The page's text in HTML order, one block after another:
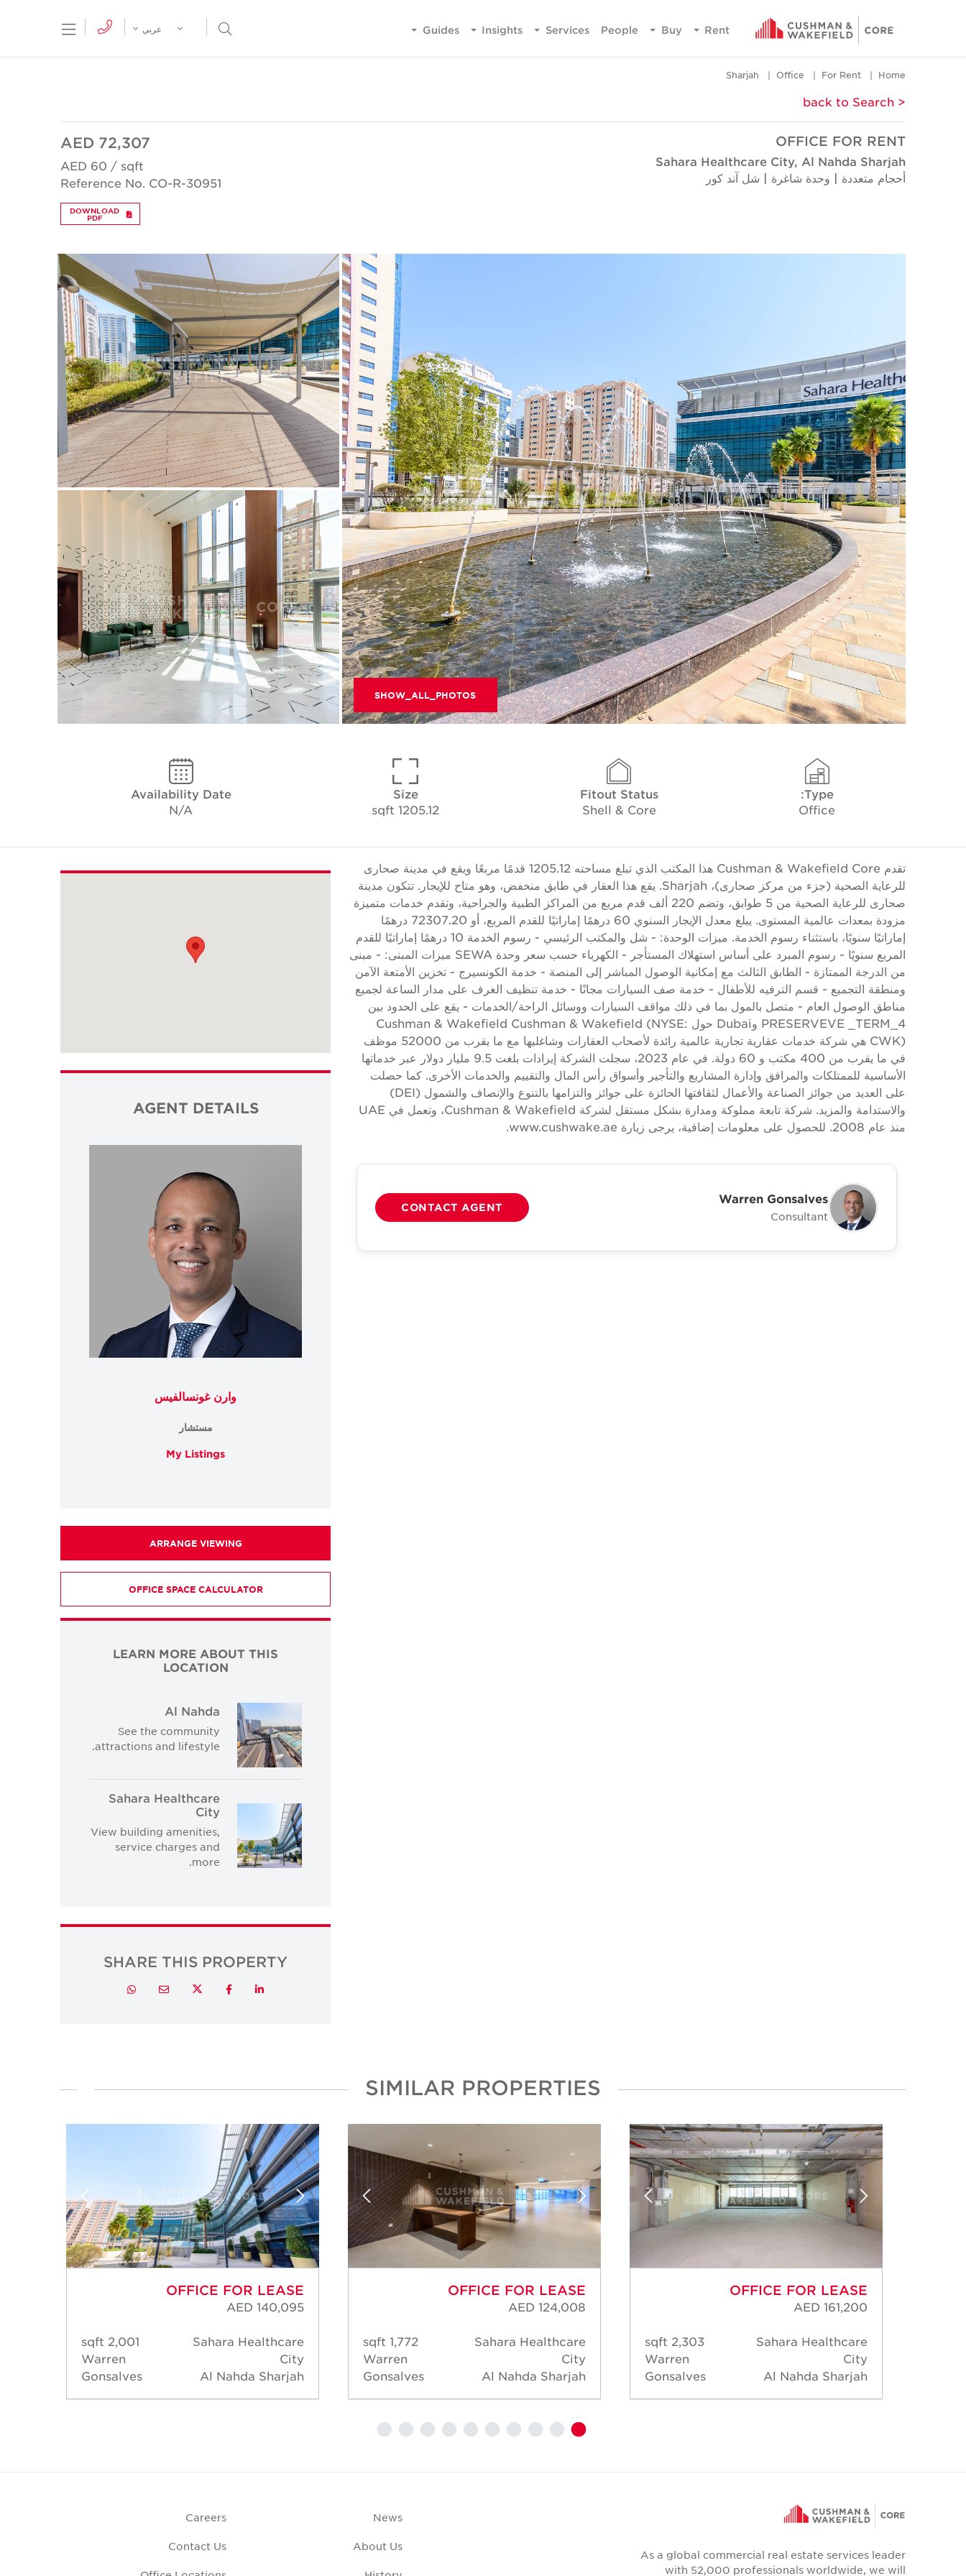
Rent
Buy
People
Services
Insights
Guides
Menu Open Search Menu
عربي
Home
For Rent
Office
Sharjah
< back to Search
OFFICE FOR RENT
Sahara Healthcare City, Al Nahda Sharjah
أحجام متعددة | وحدة شاغرة | شل آند كور
AED 72,307
AED 60 / sqft
Reference No. CO-R-30951
DOWNLOAD
PDF
SHOW_ALL_PHOTOS
Type:
Office
Fitout Status
Shell & Core
Size
1205.12 sqft
Availability Date
N/A
تقدم Cushman & Wakefield Core هذا المكتب الذي تبلغ مساحته 1205.12 قدمًا مربعًا ويقع في مدينة صحارى
للرعاية الصحية (جزء من مركز صحارى)، Sharjah. يقع هذا العقار في طابق منخفض، وهو متاح للإيجار. تتكون مدينة
صحارى للرعاية الصحية من 5 طوابق، وتضم 220 ألف قدم مربع من المراكز الطبية والجراحية، وتقدم خدمات متميزة
مزودة بمعدات عالمية المستوى. يبلغ معدل الإيجار السنوي 60 درهمًا إماراتيًا للقدم المربع، أو 72307.20 درهمًا
إماراتيًا سنويًا، باستثناء رسوم الخدمة. ميزات الوحدة: - شل والمكتب الرئيسي - رسوم الخدمة 10 درهمًا إماراتيًا للقدم
المربع سنويًا - رسوم المبرد على أساس استهلاك المستأجر - الكهرباء حسب سعر وحدة SEWA ميزات المبنى: - مبنى
من الدرجة الممتازة - الطابق الثالث مع إمكانية الوصول المباشر إلى المنصة - خدمة الكونسيرج - تخزين الأمتعة الآمن
ومنطقة التجميع - قسم الترفيه للأطفال - خدمة صف السيارات مجانًا - خدمة تنظيف الغرف على مدار الساعة لجميع
مناطق الوصول العام - متصل بالمول بما في ذلك مواقف السيارات ووسائل الراحة/الخدمات - يقع على الحدود بين
PRESERVEVE _TERM_4 وDubai حول Cushman & Wakefield Cushman & Wakefield (NYSE:
CWK) هي شركة خدمات عقارية تجارية عالمية رائدة لأصحاب العقارات وشاغليها مع ما يقرب من 52000 موظف
في ما يقرب من 400 مكتب و 60 دولة. في عام 2023، سجلت الشركة إيرادات بلغت 9.5 مليار دولار عبر خدماتها
الأساسية للممتلكات والمرافق وإدارة المشاريع والتأجير وأسواق رأس المال والتقييم والخدمات الأخرى. كما حصلت
على العديد من جوائز الصناعة والأعمال لثقافتها الحائزة على جوائز والتزامها بالتنوع والإنصاف والشمول (DEI)
والاستدامة والمزيد. شركة تابعة مملوكة ومدارة بشكل مستقل لشركة Cushman & Wakefield، وتعمل في UAE
منذ عام 2008. للحصول على معلومات إضافية، يرجى زيارة www.cushwake.ae.
Warren Gonsalves
Consultant
CONTACT AGENT
AGENT DETAILS
وارن غونسالفيس
مستشار
My Listings
ARRANGE VIEWING
OFFICE SPACE CALCULATOR
LEARN MORE ABOUT THIS
LOCATION
Al Nahda
See the community
attractions and lifestyle.
Sahara Healthcare
City
View building amenities,
service charges and
more.
SHARE THIS PROPERTY
LinkedIn
Facebook
Twitter
Email
Whatsapp
SIMILAR PROPERTIES
OFFICE FOR LEASE
AED 161,200
Sahara Healthcare
City
Al Nahda Sharjah
2,303 sqft
Warren
Gonsalves
OFFICE FOR LEASE
AED 124,008
Sahara Healthcare
City
Al Nahda Sharjah
1,772 sqft
Warren
Gonsalves
OFFICE FOR LEASE
AED 140,095
Sahara Healthcare
City
Al Nahda Sharjah
2,001 sqft
Warren
Gonsalves
As a global commercial real estate services leader
with 52,000 professionals worldwide, we will
News
About Us
Careers
Contact Us